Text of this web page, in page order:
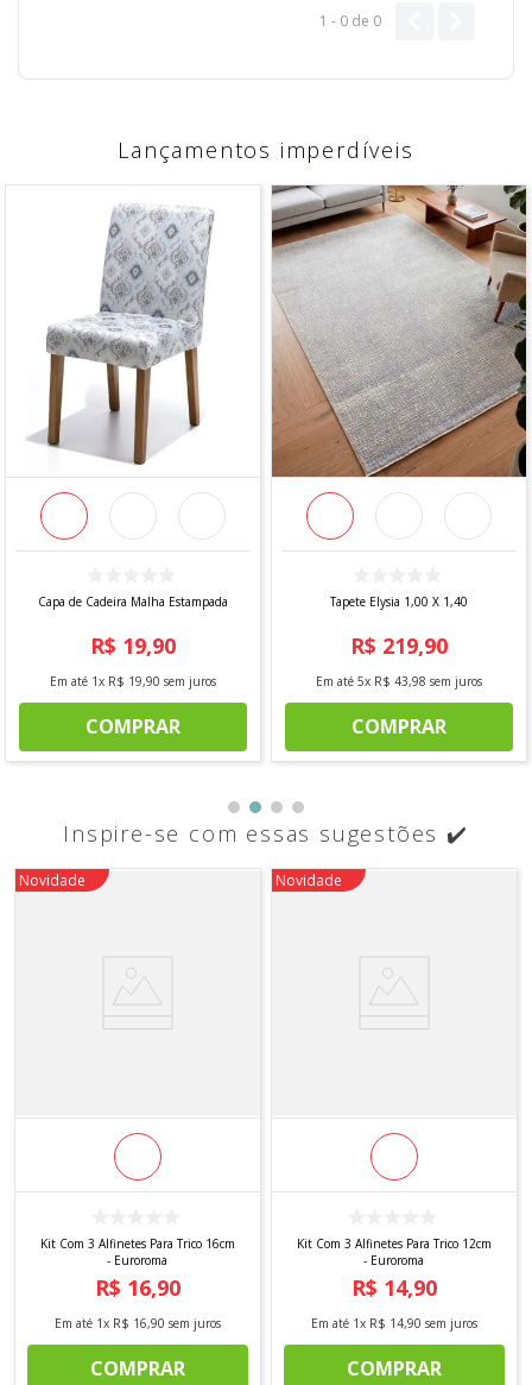
1 - 0 de 0
Lançamentos imperdíveis
Capa de Cadeira Malha Estampada
R$ 19,90
Em até 1x R$ 19,90 sem juros
COMPRAR
Tapete Elysia 1,00 X 1,40
R$ 219,90
Em até 5x R$ 43,98 sem juros
COMPRAR
Inspire-se com essas sugestões ✔️
Novidade
Kit Com 3 Alfinetes Para Trico 16cm
- Euroroma
R$ 16,90
Em até 1x R$ 16,90 sem juros
COMPRAR
Novidade
Kit Com 3 Alfinetes Para Trico 12cm
- Euroroma
R$ 14,90
Em até 1x R$ 14,90 sem juros
COMPRAR